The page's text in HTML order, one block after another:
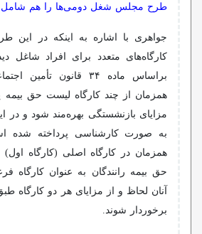
طرح مجلس شغل دومی‌ها را هم شامل
جواهری با اشاره به اینکه در این
کارگاه‌های متعدد برای افراد شاغل
براساس ماده ۳۴ قانون
همزمان از چند کارگاه لیست حق بیمه
مزایای بازنشستگی بهره‌مند شود و در
به صورت کارشناسی پرداخته شده
همزمان در کارگاه اصلی (کارگاه اول)
حق بیمه رانندگان به عنوان کارگاه
آنان لحاظ و از مزایای هر دو کارگاه
برخوردار شوند.